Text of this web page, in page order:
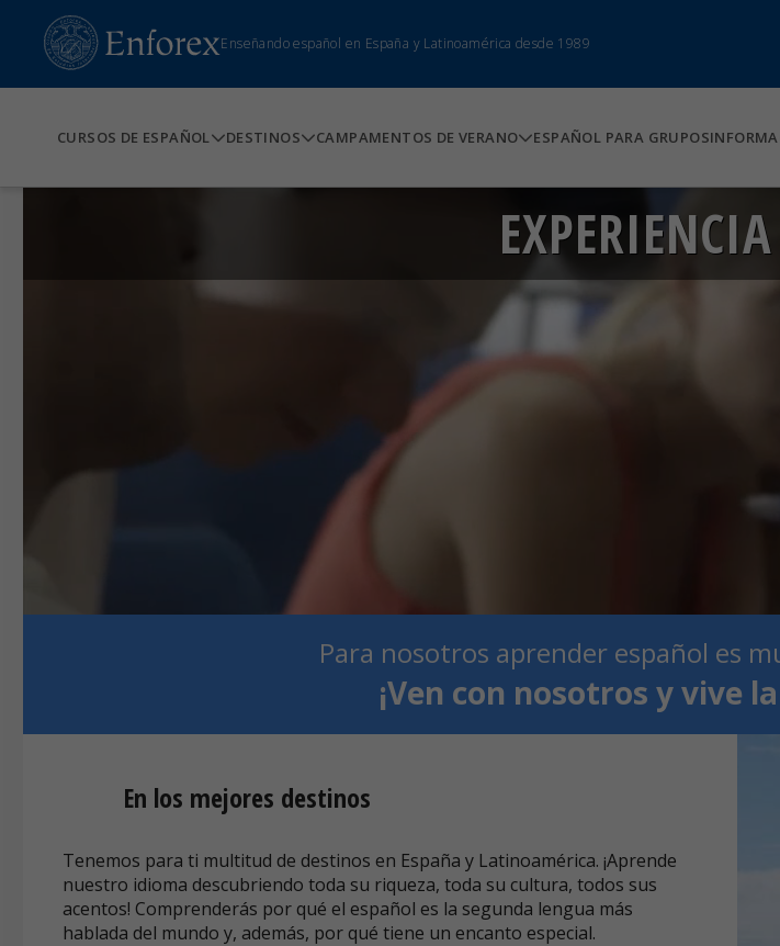
Enseñando español en España y Latinoamérica desde 1989
CURSOS DE ESPAÑOL DESTINOS CAMPAMENTOS DE VERANO ESPAÑOL PARA GRUPOS
Para nosotros aprender español es
¡Ven con nosotros y vive
En los mejores destinos
Tenemos para ti multitud de destinos en España y Latinoamérica. ¡Aprende
nuestro idioma descubriendo toda su riqueza, toda su cultura, todos sus
acentos! Comprenderás por qué el español es la segunda lengua más
hablada del mundo y, además, por qué tiene un encanto especial.